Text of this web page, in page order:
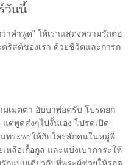
วันนี้
าคำพูด" ให้เราแสดงความรักต่อ
ริสต์ของเรา ด้วยชีวิตและการก
มเมตตา อับบาพ่อครับ โปรดยก
ต่พูดส่งๆไปงั้นเอง โปรดเปิด
พระพรให้กับใครสักคนในหมู่พี่
หลือเกื้อกูล และแบ่งเบาภาระให้